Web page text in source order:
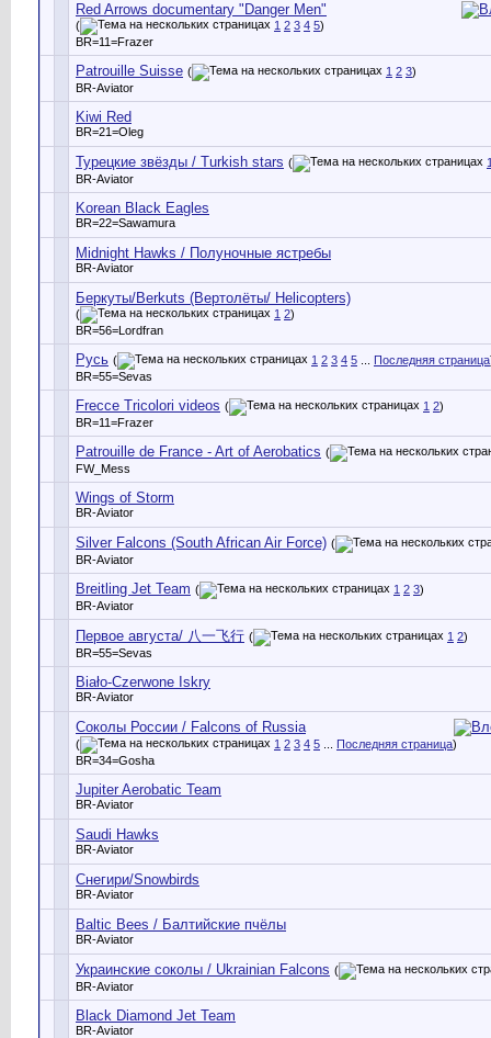
Red Arrows documentary "Danger Men"
( 1 2 3 4 5)
BR=11=Frazer
Patrouille Suisse ( 1 2 3)
BR-Aviator
Kiwi Red
BR=21=Oleg
Турецкие звёзды / Turkish stars (
BR-Aviator
Korean Black Eagles
BR=22=Sawamura
Midnight Hawks / Полуночные ястребы
BR-Aviator
Беркуты/Berkuts (Вертолёты/ Helicopters)
( 1 2)
BR=56=Lordfran
Русь ( 1 2 3 4 5 Последняя страница
BR=55=Sevas
Frecce Tricolori videos ( 1 2)
BR=11=Frazer
Patrouille de France - Art of Aerobatics (
FW_Mess
Wings of Storm
BR-Aviator
Silver Falcons (South African Air Force) (
BR-Aviator
Breitling Jet Team ( 1 2 3)
BR-Aviator
Первое августа/ 八一飞行 ( 1 2)
BR=55=Sevas
Biało-Czerwone Iskry
BR-Aviator
Соколы России / Falcons of Russia
( 1 2 3 4 5 Последняя страница)
BR=34=Gosha
Jupiter Aerobatic Team
BR-Aviator
Saudi Hawks
BR-Aviator
Снегири/Snowbirds
BR-Aviator
Baltic Bees / Балтийские пчёлы
BR-Aviator
Украинские соколы / Ukrainian Falcons (
BR-Aviator
Black Diamond Jet Team
BR-Aviator